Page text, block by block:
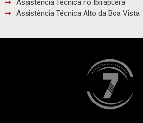
Assistência Técnica no Ibirapuera
Assistência Técnica Alto da Boa Vista